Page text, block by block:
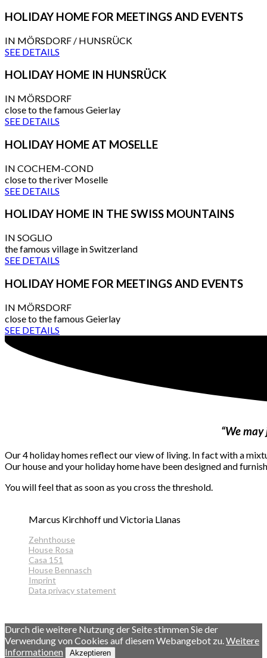
HOLIDAY HOME FOR MEETINGS AND EVENTS
IN MÖRSDORF / HUNSRÜCK
SEE DETAILS
HOLIDAY HOME IN HUNSRÜCK
IN MÖRSDORF
close to the famous Geierlay
SEE DETAILS
HOLIDAY HOME AT MOSELLE
IN COCHEM-COND
close to the river Moselle
SEE DETAILS
HOLIDAY HOME IN THE SWISS MOUNTAINS
IN SOGLIO
the famous village in Switzerland
SEE DETAILS
HOLIDAY HOME FOR MEETINGS AND EVENTS
IN MÖRSDORF
close to the famous Geierlay
SEE DETAILS
“We may
Our 4 holiday homes reflect our view of living. In fact with a
Our house and your holiday home have been designed and
You will feel that as soon as you cross the threshold.
Marcus Kirchhoff und Victoria Llanas
Zehnthouse
House Rosa
Casa 151
House Bennasch
Imprint
Data privacy statement
Durch die weitere Nutzung der Seite stimmen Sie der
Verwendung von Cookies auf diesem Webangebot zu.Weitere
Informationen
Akzeptieren